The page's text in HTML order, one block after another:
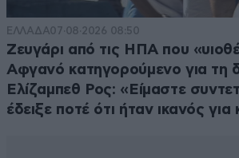
ΕΛΛΑΔΑ07·08·2026 08:50
Ζευγάρι από τις ΗΠΑ που
Αφγανό κατηγορούμενο για τη
Ελίζαμπεθ Ρος: «Είμαστε
έδειξε ποτέ ότι ήταν ικανός για